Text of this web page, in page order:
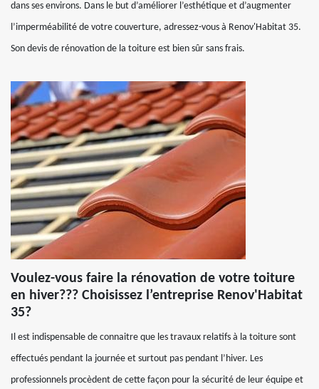
dans ses environs. Dans le but d’améliorer l’esthétique et d’augmenter
l’imperméabilité de votre couverture, adressez-vous à Renov'Habitat 35.
Son devis de rénovation de la toiture est bien sûr sans frais.
Voulez-vous faire la rénovation de votre toiture
en hiver??? Choisissez l’entreprise Renov'Habitat
35?
Il est indispensable de connaitre que les travaux relatifs à la toiture sont
effectués pendant la journée et surtout pas pendant l’hiver. Les
professionnels procèdent de cette façon pour la sécurité de leur équipe et